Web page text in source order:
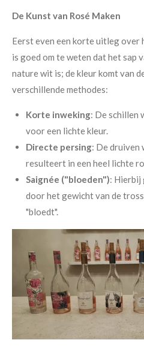
De Kunst van Rosé Maken
Eerst even een korte uitleg
is goed om te weten dat het sap
nature wit is; de kleur komt van
verschillende methodes:
Korte inweking: De schillen
voor een lichte kleur.
Directe persing: De druiven
resulteert in een heel lichte
Saignée ("bloeden"): Hierbij
door het gewicht van de
"bloedt".